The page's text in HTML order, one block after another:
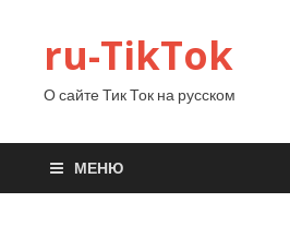
ru-TikTok
О сайте Тик Ток на русском
МЕНЮ